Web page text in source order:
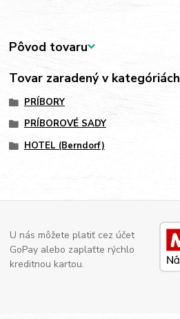
Pôvod tovaru
Tovar zaradený v kategóriách
PRÍBORY
PRÍBOROVÉ SADY
HOTEL (Berndorf)
U nás môžete platiť cez účet
GoPay alebo zaplaťte rýchlo
kreditnou kartou.